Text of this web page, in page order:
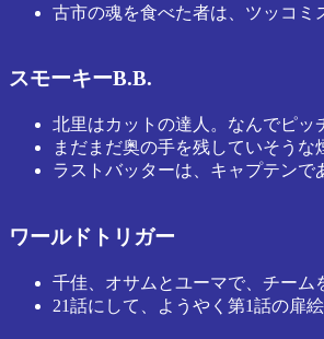
古市の魂を食べた者は、ツッコミ
スモーキーB.B.
北里はカットの達人。なんでピッ
まだまだ奥の手を残していそうな
ラストバッターは、キャプテンで
ワールドトリガー
千佳、オサムとユーマで、チーム
21話にして、ようやく第1話の扉